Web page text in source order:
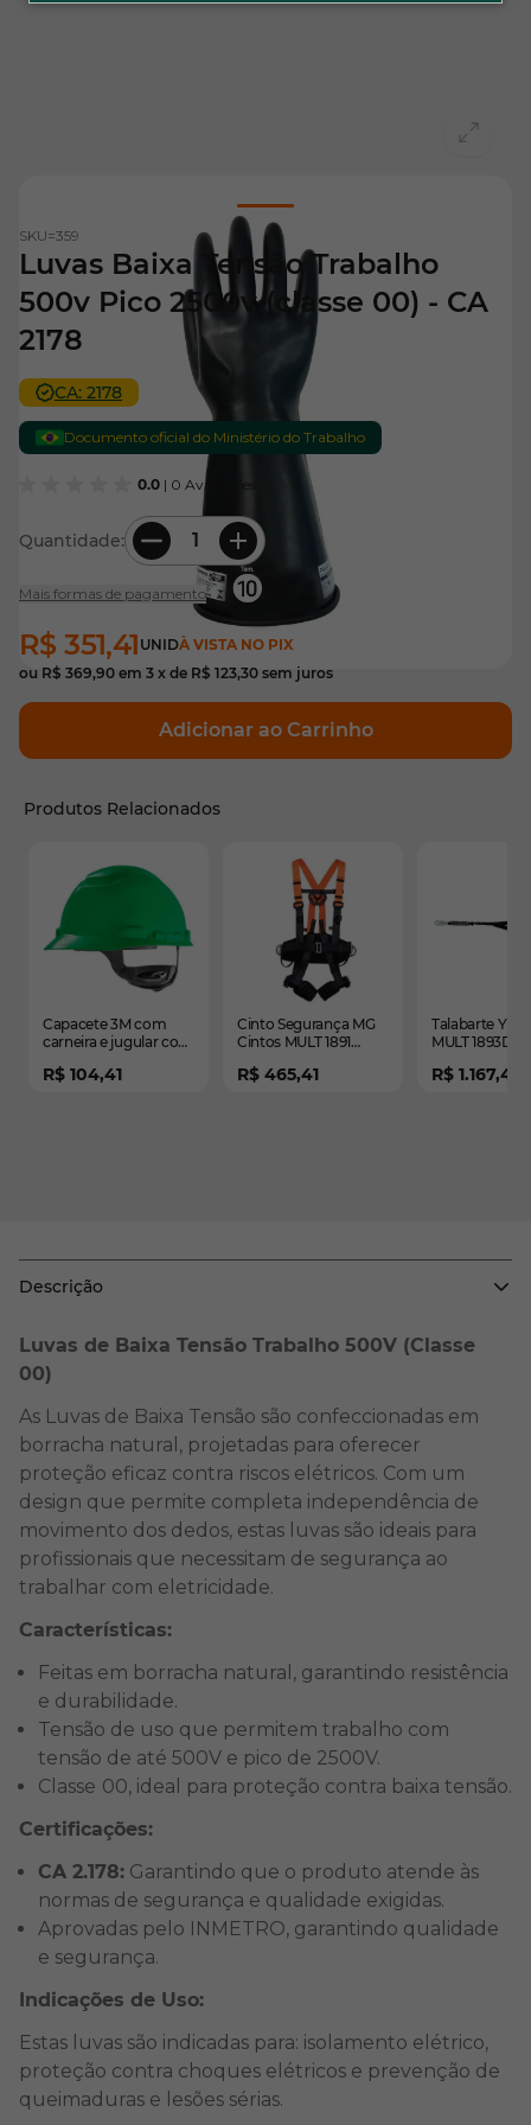
View larger image
CA: 2178
Documento oficial do Ministério do Trabalho
0.0 | 0 Avaliações
SKU=359
Luvas Baixa Tensão Trabalho
500v Pico 2500v (classe 00) - CA
2178
Quantidade:
Mais formas de pagamento
R$ 351,41 UNIDÀ VISTA NO PIX
ou R$ 369,90 em 3 x de R$ 123,30 sem juros
Adicionar ao Carrinho
Produtos Relacionados
É possível navegar pelos elementos do carrossel
Pressione para pular o carrossel
Pressione para ir para a navegação em carrossel
Capacete 3M com
carneira e jugular com
29637/29638
R$ 104,41
Cinto Segurança MG
Cintos MULT 1891
pontos sem talabarte
R$ 465,41
Talabarte Y
MULT 1893D
com
R$ 1.167,46
Descrição
Luvas de Baixa Tensão Trabalho 500V (Classe
00)
As Luvas de Baixa Tensão são confeccionadas em
borracha natural, projetadas para oferecer
proteção eficaz contra riscos elétricos. Com um
design que permite completa independência de
movimento dos dedos, estas luvas são ideais para
profissionais que necessitam de segurança ao
trabalhar com eletricidade.
Características:
Feitas em borracha natural, garantindo resistência
e durabilidade.
Tensão de uso que permitem trabalho com
tensão de até 500V e pico de 2500V.
Classe 00, ideal para proteção contra baixa tensão.
Certificações:
CA 2.178: Garantindo que o produto atende às
normas de segurança e qualidade exigidas.
Aprovadas pelo INMETRO, garantindo qualidade
e segurança.
Indicações de Uso:
Estas luvas são indicadas para: isolamento elétrico,
proteção contra choques elétricos e prevenção de
queimaduras e lesões sérias.